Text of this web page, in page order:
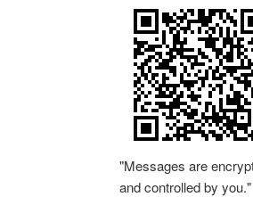
"Messages are
and controlled by you."